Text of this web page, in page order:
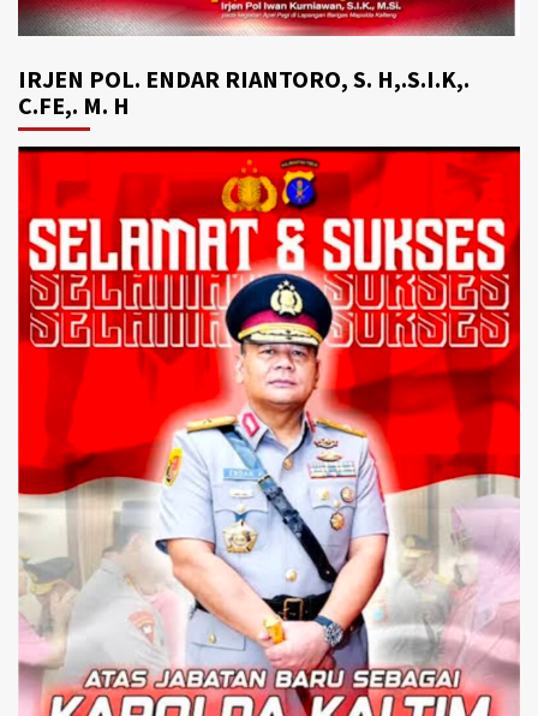
IRJEN POL. ENDAR RIANTORO, S. H,.S.I.K,.
C.FE,. M. H